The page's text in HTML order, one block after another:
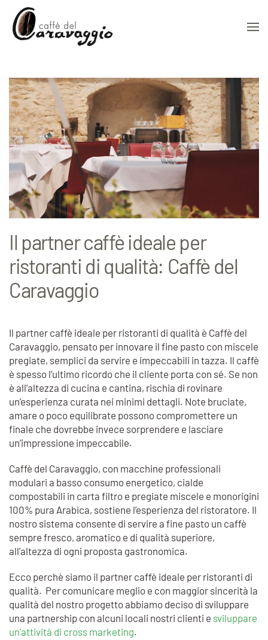
Skip to main content
Il partner caffè ideale per
ristoranti di qualità: Caffè del
Caravaggio
Il partner caffè ideale per ristoranti di qualità è Caffè del
Caravaggio, pensato per innovare il fine pasto con miscele
pregiate, semplici da servire e impeccabili in tazza. Il caffè
è spesso l’ultimo ricordo che il cliente porta con sé. Se non
è all’altezza di cucina e cantina, rischia di rovinare
un’esperienza curata nei minimi dettagli. Note bruciate,
amare o poco equilibrate possono compromettere un
finale che dovrebbe invece sorprendere e lasciare
un’impressione impeccabile.
Caffè del Caravaggio, con macchine professionali
modulari a basso consumo energetico, cialde
compostabili in carta filtro e pregiate miscele e monorigini
100% pura Arabica, sostiene l’esperienza del ristoratore. Il
nostro sistema consente di servire a fine pasto un caffè
sempre fresco, aromatico e di qualità superiore,
all’altezza di ogni proposta gastronomica.
Ecco perchè siamo il partner caffè ideale per ristoranti di
qualità. Per comunicare meglio e con maggior sincerità la
qualità del nostro progetto abbiamo deciso di sviluppare
una partnership con alcuni locali nostri clienti e sviluppare
un'attività di cross marketing.